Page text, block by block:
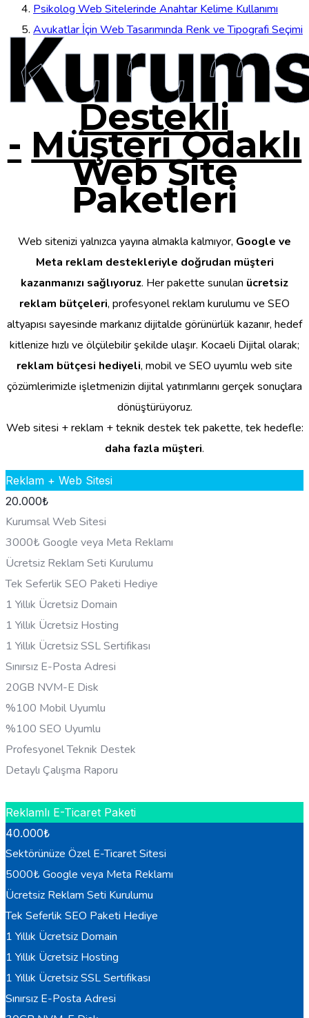
Psikolog Web Sitelerinde Anahtar Kelime Kullanımı
Avukatlar İçin Web Tasarımında Renk ve Tipografi Seçimi
Destekli
- Müşteri Odaklı
Web Site
Paketleri
Web sitenizi yalnızca yayına almakla kalmıyor, Google ve
Meta reklam destekleriyle doğrudan müşteri
kazanmanızı sağlıyoruz. Her pakette sunulan ücretsiz
reklam bütçeleri, profesyonel reklam kurulumu ve SEO
altyapısı sayesinde markanız dijitalde görünürlük kazanır, hedef
kitlenize hızlı ve ölçülebilir şekilde ulaşır. Kocaeli Dijital olarak;
reklam bütçesi hediyeli, mobil ve SEO uyumlu web site
çözümlerimizle işletmenizin dijital yatırımlarını gerçek sonuçlara
dönüştürüyoruz.
Web sitesi + reklam + teknik destek tek pakette, tek hedefle:
daha fazla müşteri.
Reklam + Web Sitesi
20.000₺
Kurumsal Web Sitesi
3000₺ Google veya Meta Reklamı
Ücretsiz Reklam Seti Kurulumu
Tek Seferlik SEO Paketi Hediye
1 Yıllık Ücretsiz Domain
1 Yıllık Ücretsiz Hosting
1 Yıllık Ücretsiz SSL Sertifikası
Sınırsız E-Posta Adresi
20GB NVM-E Disk
%100 Mobil Uyumlu
%100 SEO Uyumlu
Profesyonel Teknik Destek
Detaylı Çalışma Raporu
Reklamlı E-Ticaret Paketi
40.000₺
Sektörünüze Özel E-Ticaret Sitesi
5000₺ Google veya Meta Reklamı
Ücretsiz Reklam Seti Kurulumu
Tek Seferlik SEO Paketi Hediye
1 Yıllık Ücretsiz Domain
1 Yıllık Ücretsiz Hosting
1 Yıllık Ücretsiz SSL Sertifikası
Sınırsız E-Posta Adresi